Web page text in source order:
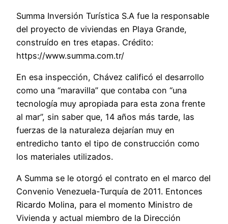
Summa Inversión Turística S.A fue la responsable
del proyecto de viviendas en Playa Grande,
construído en tres etapas. Crédito:
https://www.summa.com.tr/
En esa inspección, Chávez calificó el desarrollo
como una “maravilla” que contaba con “una
tecnología muy apropiada para esta zona frente
al mar”, sin saber que, 14 años más tarde, las
fuerzas de la naturaleza dejarían muy en
entredicho tanto el tipo de construcción como
los materiales utilizados.
A Summa se le otorgó el contrato en el marco del
Convenio Venezuela-Turquía de 2011. Entonces
Ricardo Molina, para el momento Ministro de
Vivienda y actual miembro de la Dirección